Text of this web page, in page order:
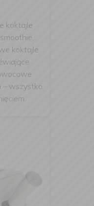
koktajle
koktajle
– wszystko